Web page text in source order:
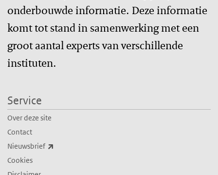
onderbouwde informatie. Deze informatie
komt tot stand in samenwerking met een
groot aantal experts van verschillende
instituten.
Service
Over deze site
Contact
Nieuwsbrief
Cookies